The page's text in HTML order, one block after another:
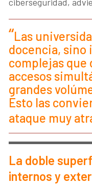
Las
docencia,
complejas que
accesos
grandes
Esto las
ataque muy
La doble
internos y